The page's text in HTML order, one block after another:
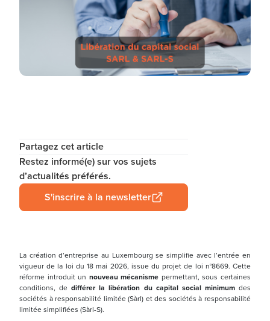
Partagez cet article
Restez informé(e) sur vos sujets
d’actualités préférés.
S'inscrire à la newsletter
La création d’entreprise au Luxembourg se simplifie avec l’entrée en
vigueur de la loi du 18 mai 2026, issue du projet de loi n°8669. Cette
réforme introduit un nouveau mécanisme permettant, sous certaines
conditions, dedifférer la libération du capital social minimumdes
sociétés à responsabilité limitée (Sàrl) et des sociétés à responsabilité
limitée simplifiées (Sàrl-S).